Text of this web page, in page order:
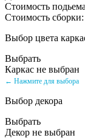
Стоимость
Стоимость сборки:
Выбор цвета
Выбрать
Каркас не выбран
← Нажмите для выбора
Выбор декора
Выбрать
Декор не выбран